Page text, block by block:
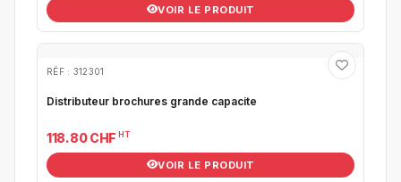
VOIR LE PRODUIT
RÉF : 312301
Distributeur brochures grande capacite
118.80 CHF HT
VOIR LE PRODUIT